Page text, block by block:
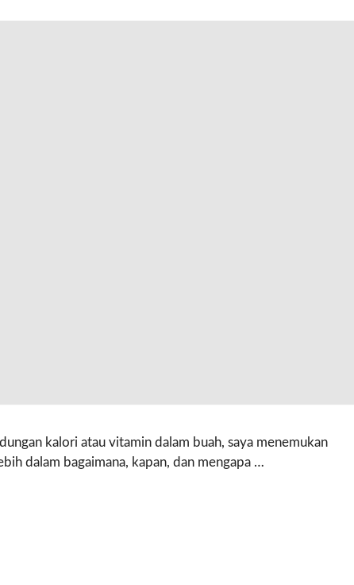
kalori atau vitamin dalam buah, saya menemukan
dalam bagaimana, kapan, dan mengapa …